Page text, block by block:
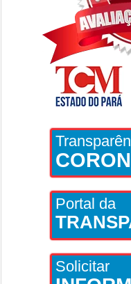
Portal da
Solicitar